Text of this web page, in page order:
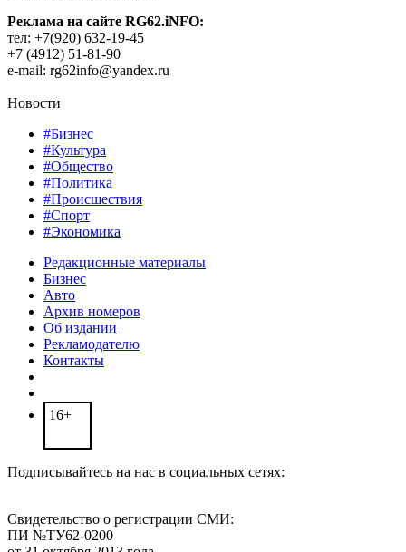
Реклама на сайте RG62.iNFO:
тел: +7(920) 632-19-45
+7 (4912) 51-81-90
e-mail: rg62info@yandex.ru
Новости
#Бизнес
#Культура
#Общество
#Политика
#Происшествия
#Спорт
#Экономика
Редакционные материалы
Бизнес
Авто
Архив номеров
Об издании
Рекламодателю
Контакты
16+
Подписывайтесь на нас в социальных сетях:
Свидетельство о регистрации СМИ:
ПИ №ТУ62-0200